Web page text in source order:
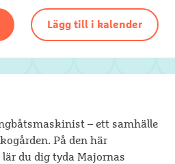
Lägg till i kalender
– ett samhälle
På den här
du dig tyda Majornas